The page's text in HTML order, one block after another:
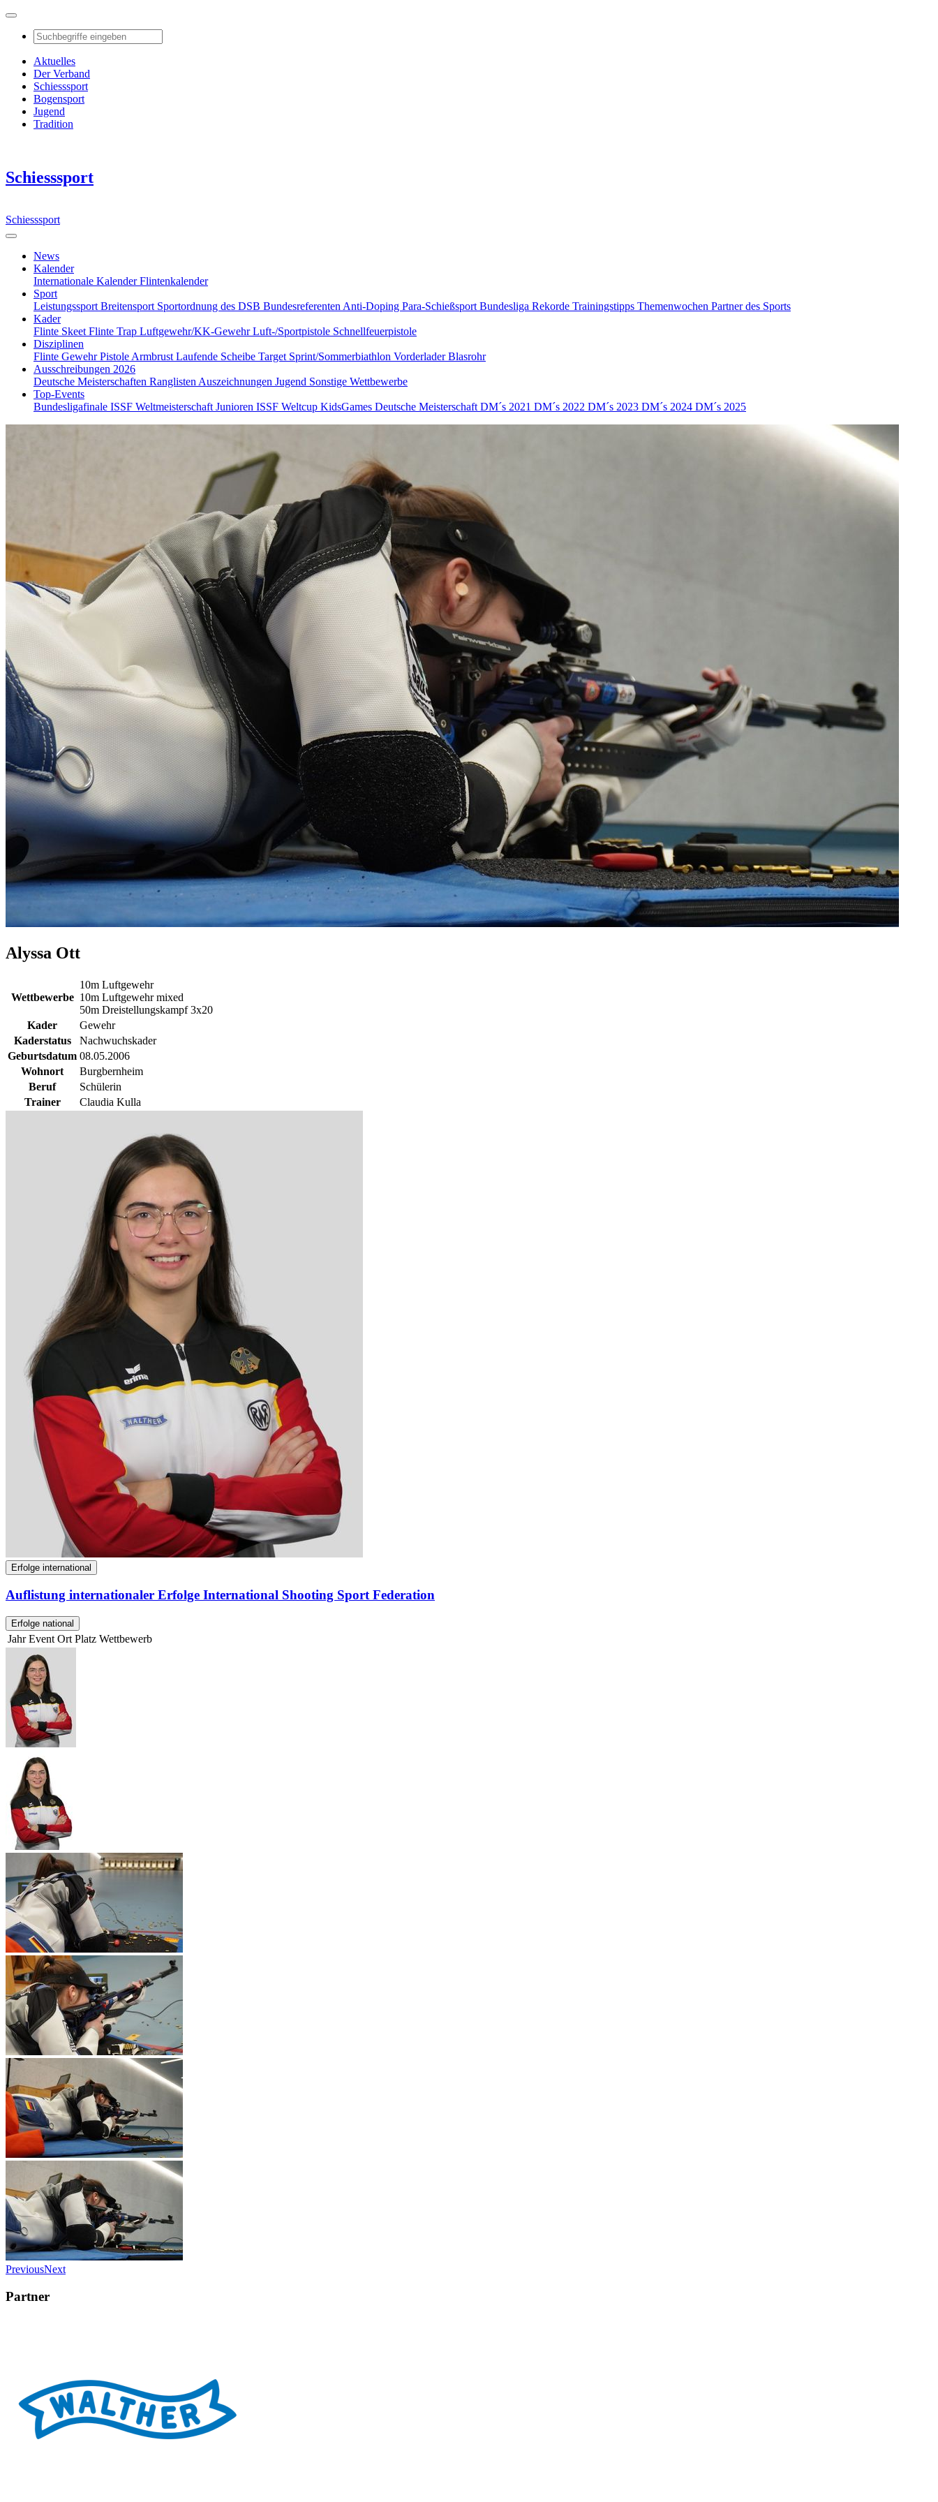
Aktuelles
Der Verband
Schiesssport
Bogensport
Jugend
Tradition
Schiesssport
Schiesssport
News
Kalender
Internationale KalenderFlintenkalender
Sport
Leistungssport Breitensport Sportordnung des DSB Bundesreferenten Anti-Doping Para-Schießsport Bundesliga Rekorde Trainingstipps Themenwochen Partner des Sports
Kader
Flinte Skeet Flinte Trap Luftgewehr/KK-GewehrLuft-/Sportpistole Schnellfeuerpistole
Disziplinen
Flinte GewehrPistole Armbrust Laufende Scheibe Target Sprint/Sommerbiathlon VorderladerBlasrohr
Ausschreibungen 2026
Deutsche Meisterschaften Ranglisten Auszeichnungen Jugend Sonstige Wettbewerbe
Top-Events
Bundesligafinale ISSF Weltmeisterschaft Junioren ISSF Weltcup KidsGames Deutsche Meisterschaft DM´s 2021 DM´s 2022 DM´s 2023 DM´s 2024 DM´s 2025
Alyssa Ott
Wettbewerbe
10m Luftgewehr
10m Luftgewehr mixed
50m Dreistellungskampf 3x20
Kader
Gewehr
Kaderstatus
Nachwuchskader
Geburtsdatum 08.05.2006
Wohnort
Burgbernheim
Beruf
Schülerin
Trainer
Claudia Kulla
Erfolge international
Auflistung internationaler Erfolge International Shooting Sport Federation
Erfolge national
Jahr Event Ort Platz Wettbewerb
PreviousNext
Partner